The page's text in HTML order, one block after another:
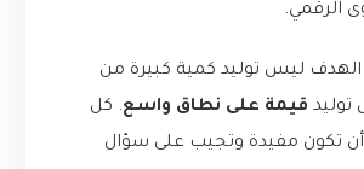
الرقمي.
الهدف ليس توليد كمية كبيرة من
توليد قيمة على نطاق واسع. كل
تكون مفيدة وتجيب على سؤال